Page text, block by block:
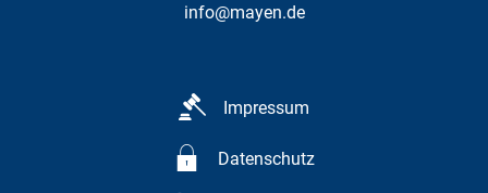
info@mayen.de
Impressum
Datenschutz